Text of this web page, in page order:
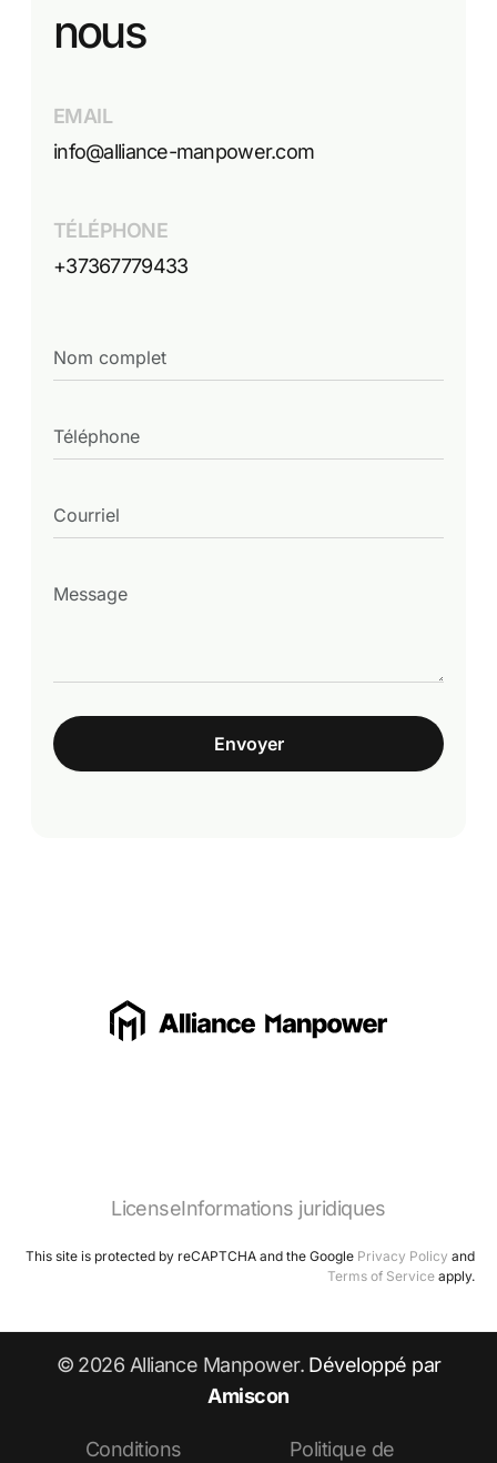
nous
EMAIL
info@alliance-manpower.com
TÉLÉPHONE
+37367779433
Envoyer
LicenseInformations juridiques
This site is protected by reCAPTCHA and the Google Privacy Policy and
Terms of Service apply.
© 2026 Alliance Manpower. Développé par
Amiscon
Conditions Politique de